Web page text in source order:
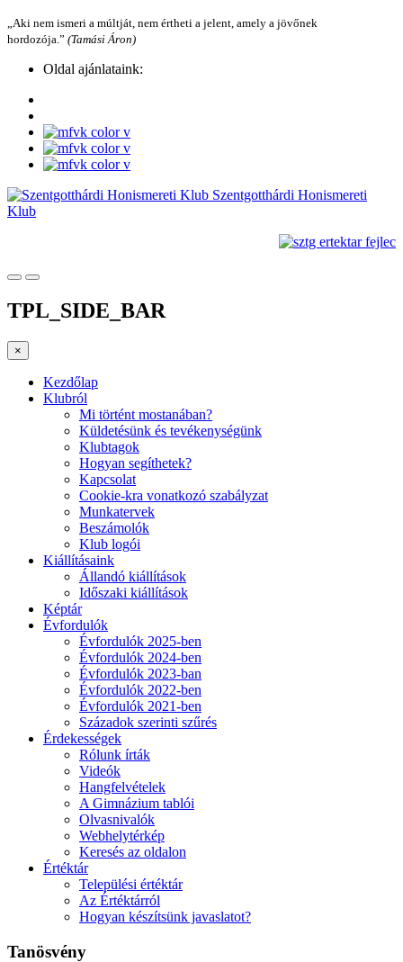
„Aki nem ismeri a múltját, nem értheti a jelent, amely a jövőnek
hordozója.” (Tamási Áron)
Oldal ajánlataink:
Szentgotthárdi Honismereti
Klub
TPL_SIDE_BAR
×
Kezdőlap
Klubról
Mi történt mostanában?
Küldetésünk és tevékenységünk
Klubtagok
Hogyan segíthetek?
Kapcsolat
Cookie-kra vonatkozó szabályzat
Munkatervek
Beszámolók
Klub logói
Kiállításaink
Állandó kiállítások
Időszaki kiállítások
Képtár
Évfordulók
Évfordulók 2025-ben
Évfordulók 2024-ben
Évfordulók 2023-ban
Évfordulók 2022-ben
Évfordulók 2021-ben
Századok szerinti szűrés
Érdekességek
Rólunk írták
Videók
Hangfelvételek
A Gimnázium tablói
Olvasnivalók
Webhelytérkép
Keresés az oldalon
Értéktár
Települési értéktár
Az Értéktárról
Hogyan készítsünk javaslatot?
Tanösvény